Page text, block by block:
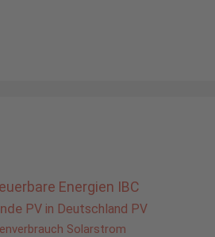
Energien IBC
PV in Deutschland PV
Solarstrom